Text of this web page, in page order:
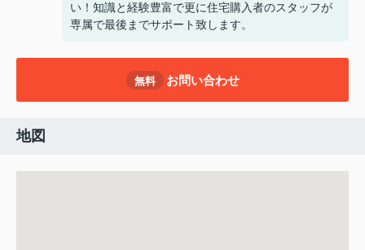
い！知識と経験豊富で更に住宅購入者のスタッフが
専属で最後までサポート致します。
無料 お問い合わせ
地図